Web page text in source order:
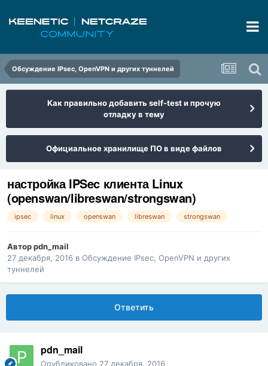
Обсуждение IPsec, OpenVPN и других туннелей
Как правильно добавить self-test и прочую
отладку в тему
Официальное хранилище ПО в виде файлов
настройка IPSec клиента Linux
(openswan/libreswan/strongswan)
ipsec linux openswan libreswan strongswan
Авторpdn_mail
27 декабря, 2016 в Обсуждение IPsec, OpenVPN и других
туннелей
Ответить
pdn_mail
Опубликовано 27 декабря, 2016